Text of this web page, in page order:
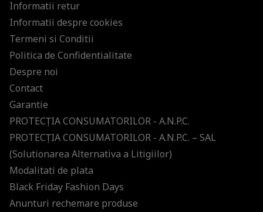
Informatii retur
Informatii despre cookies
Termeni si Conditii
Politica de Confidentialitate
Despre noi
Contact
Garantie
PROTECŢIA CONSUMATORILOR - A.N.P.C.
PROTECŢIA CONSUMATORILOR - A.N.P.C. – SAL
(Solutionarea Alternativa a Litigiilor)
Modalitati de plata
Black Friday Fashion Days
Anunturi rechemare produse